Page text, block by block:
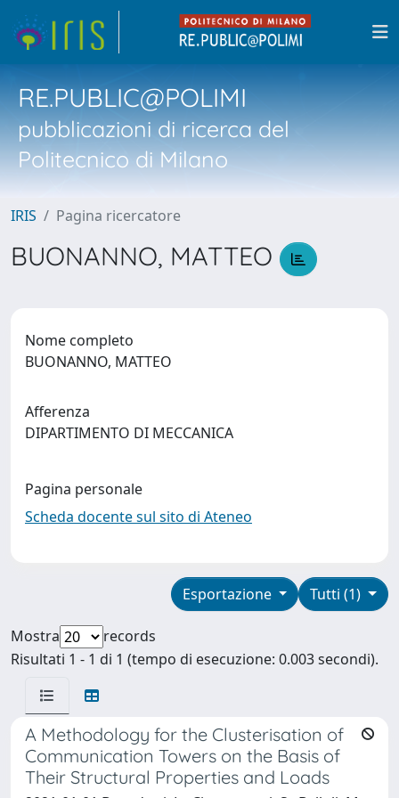
RE.PUBLIC@POLIMI
pubblicazioni di ricerca del
Politecnico di Milano
IRIS Pagina ricercatore
BUONANNO, MATTEO
Nome completo
BUONANNO, MATTEO
Afferenza
DIPARTIMENTO DI MECCANICA
Pagina personale
Scheda docente sul sito di Ateneo
Tutti (1)
Esportazione
Mostra
records
Risultati 1 - 1 di 1 (tempo di esecuzione: 0.003 secondi).
A Methodology for the Clusterisation of
Communication Towers on the Basis of
Their Structural Properties and Loads